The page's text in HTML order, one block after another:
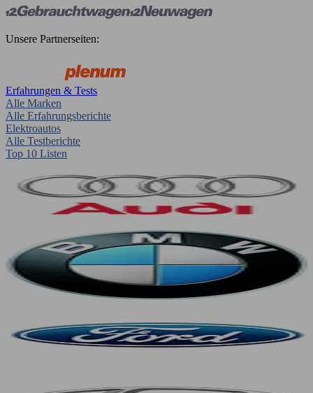
Unsere Partnerseiten:
Erfahrungen & Tests
Alle Marken
Alle Erfahrungsberichte
Elektroautos
Alle Testberichte
Top 10 Listen